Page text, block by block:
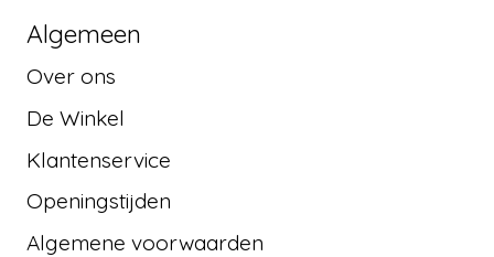
Algemeen
Over ons
De Winkel
Klantenservice
Openingstijden
Algemene voorwaarden